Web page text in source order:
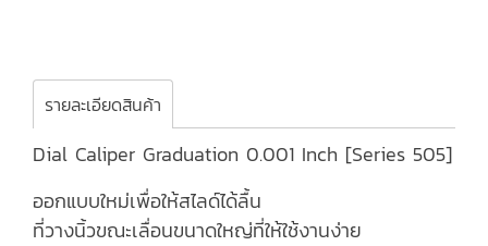
รายละเอียดสินค้า
Dial Caliper Graduation 0.001 Inch [Series 505]
ออกแบบใหม่เพื่อให้สไลด์ได้ลื้น
ที่วางนิ้วขณะเลื่อนขนาดใหญ่ที่ให้ใช้งานง่าย